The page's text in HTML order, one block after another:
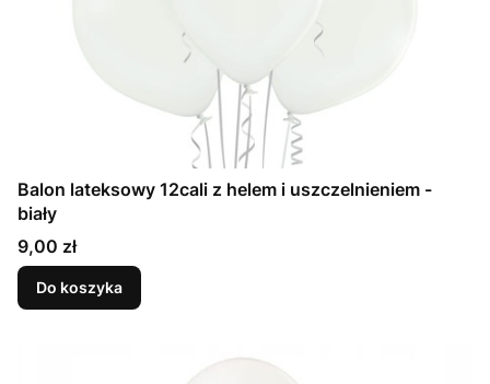
Balon lateksowy 12cali z helem i uszczelnieniem -
biały
Cena
9,00 zł
Do koszyka